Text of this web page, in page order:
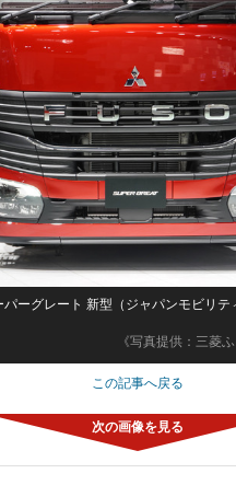
《写真提供：三菱
パーグレート 新型（ジャパンモビリテ
この記事へ戻る